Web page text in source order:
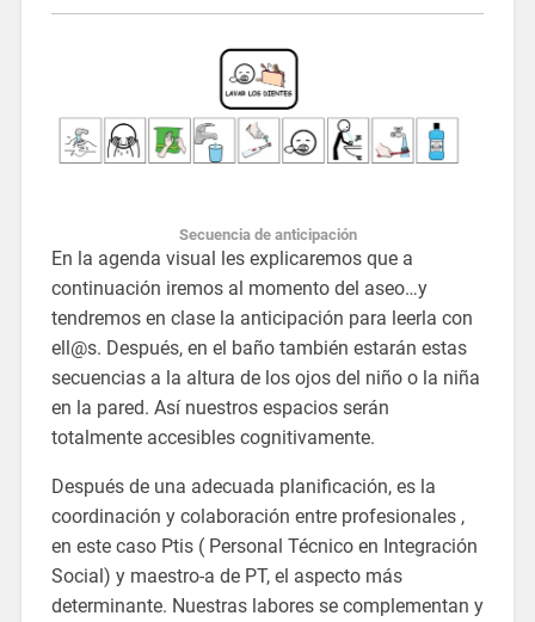
Secuencia de anticipación
En la agenda visual les explicaremos que a
continuación iremos al momento del aseo…y
tendremos en clase la anticipación para leerla con
ell@s. Después, en el baño también estarán estas
secuencias a la altura de los ojos del niño o la niña
en la pared. Así nuestros espacios serán
totalmente accesibles cognitivamente.
Después de una adecuada planificación, es la
coordinación y colaboración entre profesionales ,
en este caso Ptis ( Personal Técnico en Integración
Social) y maestro-a de PT, el aspecto más
determinante. Nuestras labores se complementan y